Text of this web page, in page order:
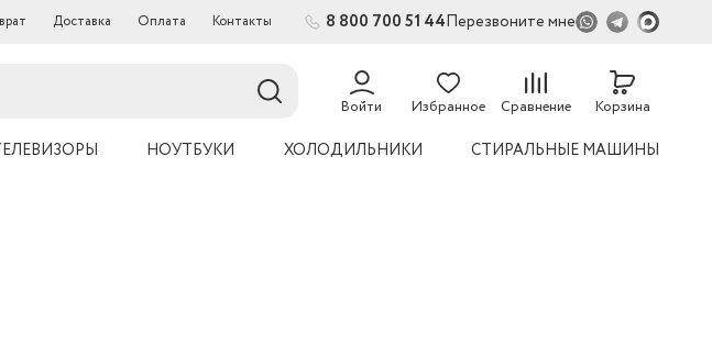
Доставка Оплата Контакты 8 800 700 51 44Перезвоните мне
Войти Избранное Сравнение Корзина
НОУТБУКИ ХОЛОДИЛЬНИКИ СТИРАЛЬНЫЕ МАШИНЫ